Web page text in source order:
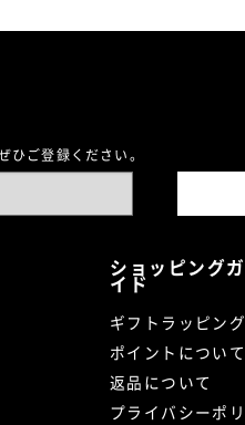
ご登録ください。
ショッピングガ
イド
ギフトラッピング
ポイントについて
返品について
プライバシーポリ